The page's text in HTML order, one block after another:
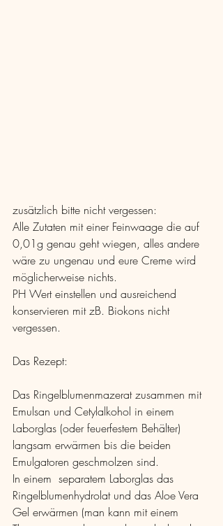
zusätzlich bitte nicht vergessen:
Alle Zutaten mit einer Feinwaage die auf
0,01g genau geht wiegen, alles andere
wäre zu ungenau und eure Creme wird
möglicherweise nichts.
PH Wert einstellen und ausreichend
konservieren mit zB. Biokons nicht
vergessen.
Das Rezept:
Das Ringelblumenmazerat zusammen mit
Emulsan und Cetylalkohol in einem
Laborglas (oder feuerfestem Behälter)
langsam erwärmen bis die beiden
Emulgatoren geschmolzen sind.
In einem  separatem Laborglas das
Ringelblumenhydrolat und das Aloe Vera
Gel erwärmen (man kann mit einem